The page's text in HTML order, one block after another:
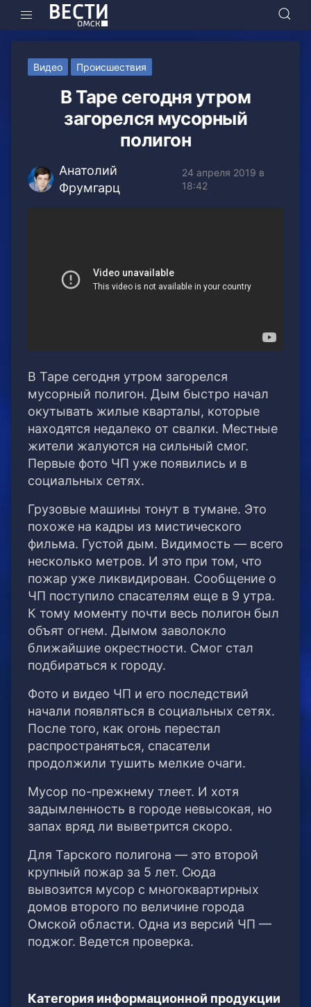
Видео Происшествия
В Таре сегодня утром
загорелся мусорный
полигон
Анатолий
Фрумгарц
24 апреля 2019 в
18:42
В Таре сегодня утром загорелся
мусорный полигон. Дым быстро начал
окутывать жилые кварталы, которые
находятся недалеко от свалки. Местные
жители жалуются на сильный смог.
Первые фото ЧП уже появились и в
социальных сетях.
Грузовые машины тонут в тумане. Это
похоже на кадры из мистического
фильма. Густой дым. Видимость — всего
несколько метров. И это при том, что
пожар уже ликвидирован. Сообщение о
ЧП поступило спасателям еще в 9 утра.
К тому моменту почти весь полигон был
объят огнем. Дымом заволокло
ближайшие окрестности. Смог стал
подбираться к городу.
Фото и видео ЧП и его последствий
начали появляться в социальных сетях.
После того, как огонь перестал
распространяться, спасатели
продолжили тушить мелкие очаги.
Мусор по-прежнему тлеет. И хотя
задымленность в городе невысокая, но
запах вряд ли выветрится скоро.
Для Тарского полигона — это второй
крупный пожар за 5 лет. Сюда
вывозится мусор с многоквартирных
домов второго по величине города
Омской области. Одна из версий ЧП —
поджог. Ведется проверка.
Категория информационной продукции